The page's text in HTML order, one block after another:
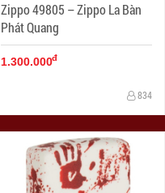
Zippo 49805 – Zippo La Bàn
Phát Quang
1.300.000đ
834